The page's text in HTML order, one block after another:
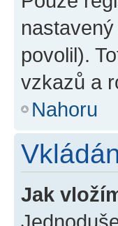
povolil).
vzkazů a
Nahoru
Jak